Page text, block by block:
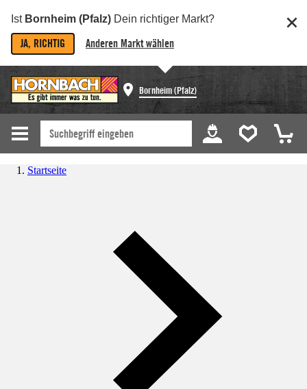
Ist Bornheim (Pfalz) Dein richtiger Markt?
JA, RICHTIG Anderen Markt wählen
Bornheim (Pfalz)
Startseite